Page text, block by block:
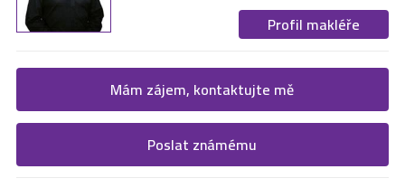
Profil makléře
Žádost o více informací
Vyplňte následující formulář. Upřesněte, co by Vás zajímalo. V
nejbližší Vás naši makléři kontaktují.
Mám zájem, kontaktujte mě
Formulář odešle nabídku na uvedený email
Poslat známému